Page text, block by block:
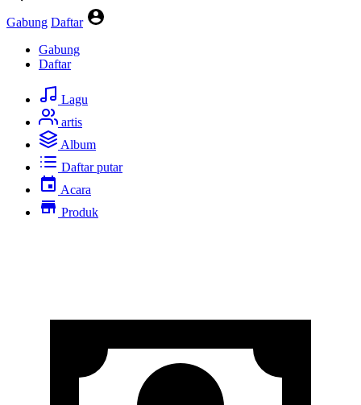
Gabung Daftar
Gabung
Daftar
Lagu
artis
Album
Daftar putar
Acara
Produk